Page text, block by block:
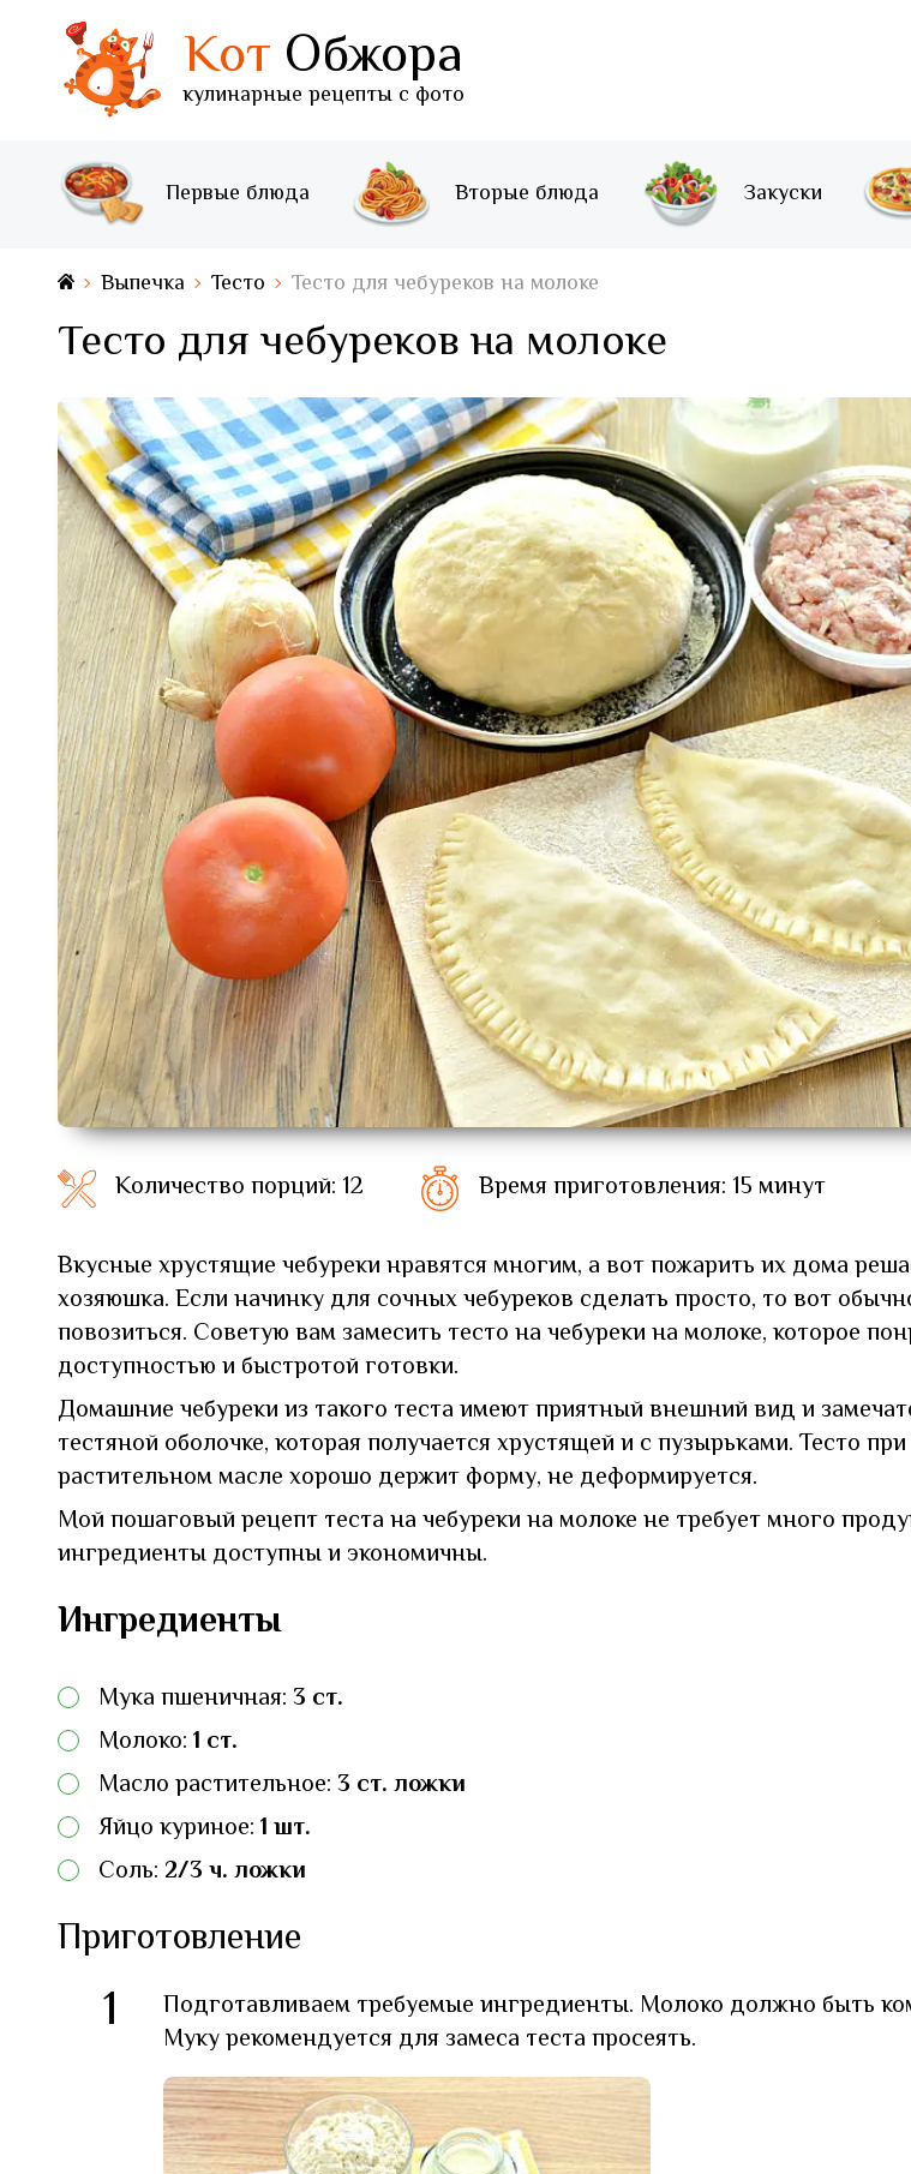
Кот Обжора
кулинарные рецепты с фото
Первые блюда Вторые блюда Закуски
Выпечка Тесто Тесто для чебуреков на молоке
Тесто для чебуреков на молоке
Количество порций: 12 Время приготовления: 15 минут
Вкусные хрустящие чебуреки нравятся многим, а вот пожарить их дома
хозяюшка. Если начинку для сочных чебуреков сделать просто, то вот
повозиться. Советую вам замесить тесто на чебуреки на молоке, которое
доступностью и быстротой готовки.
Домашние чебуреки из такого теста имеют приятный внешний вид и
тестяной оболочке, которая получается хрустящей и с пузырьками. Тесто
растительном масле хорошо держит форму, не деформируется.
Мой пошаговый рецепт теста на чебуреки на молоке не требует много
ингредиенты доступны и экономичны.
Ингредиенты
Мука пшеничная:3 ст.
Молоко:1 ст.
Масло растительное:3 ст. ложки
Яйцо куриное:1 шт.
Соль: 2/3 ч. ложки
Приготовление
1
Подготавливаем требуемые ингредиенты. Молоко должно быть
Муку рекомендуется для замеса теста просеять.